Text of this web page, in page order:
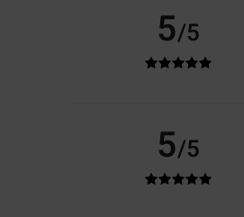
5/5
5/5